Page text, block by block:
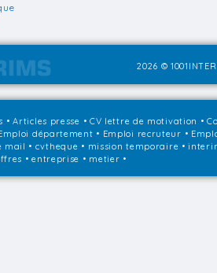
2026 ©
•Articles presse • CV lettre de motivation •
département • Emploi recruteur •
mail • cvtheque • mission temporaire •
• entreprise • metier •